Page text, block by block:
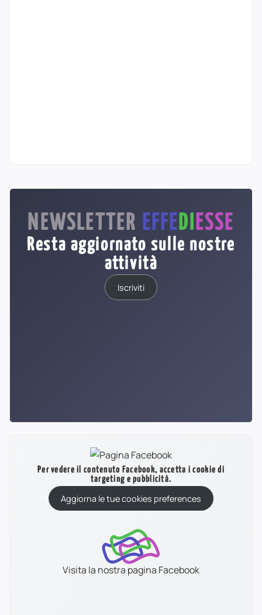
NEWSLETTER EFFE DI ESSE
Resta aggiornato sulle nostre
attività
Iscriviti
Per vedere il contenuto Facebook, accetta i cookie di
targeting e pubblicità.
Aggiorna le tue cookies preferences
Visita la nostra pagina Facebook